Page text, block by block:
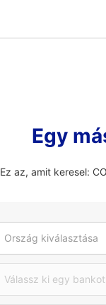
Egy
Ez az, amit keresel:
Ország kiválasztása
Válassz ki egy bankot